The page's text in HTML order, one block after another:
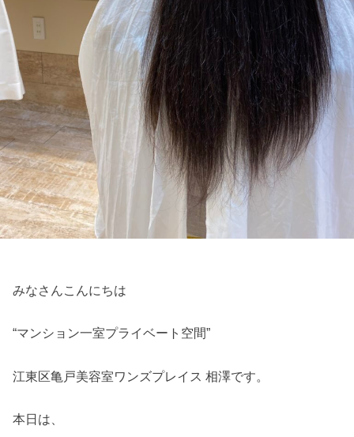
みなさんこんにちは
“マンション一室プライベート空間”
江東区亀戸美容室ワンズプレイス 相澤です。
本日は、